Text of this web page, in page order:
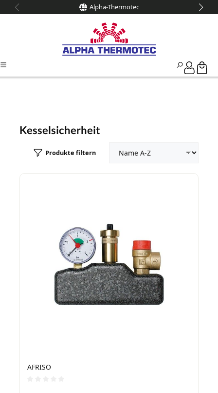
springen Alpha-Thermotec
Kesselsicherheit
Produkte filtern
AFRISO